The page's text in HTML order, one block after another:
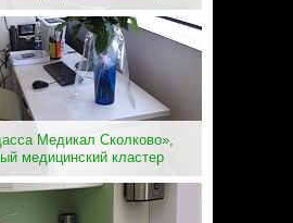
Медикал Сколково»,
медицинский кластер